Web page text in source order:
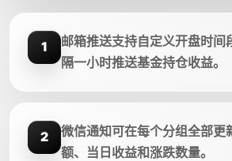
1
邮箱推送支持自定义开盘时间
隔一小时推送基金持仓收益。
2
微信通知可在每个分组全部更
额、当日收益和涨跌数量。